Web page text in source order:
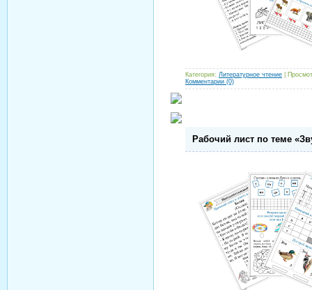
Категория: Литературное чтение |
Комментарии (0)
Рабочий лист по теме